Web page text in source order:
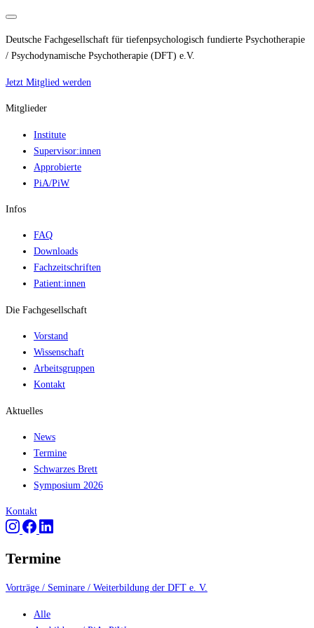
Deutsche Fachgesellschaft für tiefenpsychologisch fundierte Psychotherapie
/ Psychodynamische Psychotherapie (DFT) e.V.
Jetzt Mitglied werden
Mitglieder
Institute
Supervisor:innen
Approbierte
PiA/PiW
Infos
FAQ
Downloads
Fachzeitschriften
Patient:innen
Die Fachgesellschaft
Vorstand
Wissenschaft
Arbeitsgruppen
Kontakt
Aktuelles
News
Termine
Schwarzes Brett
Symposium 2026
Kontakt
Termine
Vorträge / Seminare / Weiterbildung der DFT e. V.
Alle